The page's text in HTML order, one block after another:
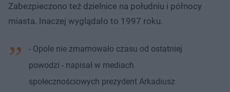
Zabezpieczono też dzielnice na południu i północy
miasta. Inaczej wyglądało to 1997 roku.
- Opole nie zmarnowało czasu od ostatniej
powodzi - napisał w mediach
społecznościowych prezydent Arkadiusz